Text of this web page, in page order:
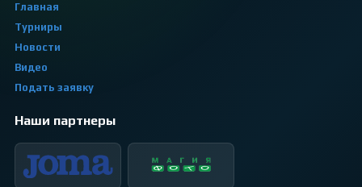
Главная
Турниры
Новости
Видео
Подать заявку
Наши партнеры